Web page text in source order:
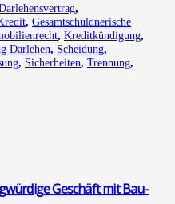
,
, Gesamtschuldnerische
, Kreditkündigung,
Darlehen, Scheidung,
, Sicherheiten, Trennung,
Geschäft mit Bau­